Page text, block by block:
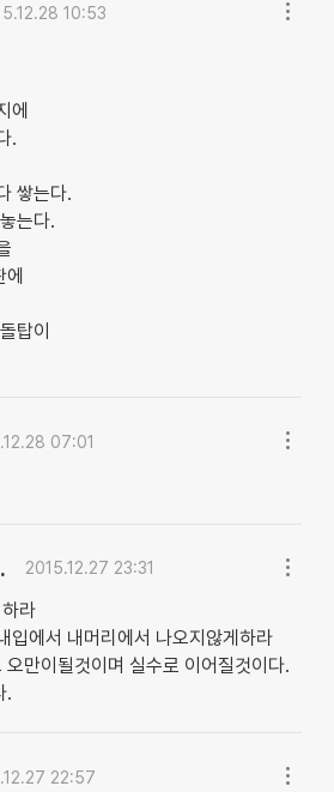
10:53
에
.
쌓는다.
는다.
탑이
07:01
2015.12.27 23:31
라
입에서 내머리에서 나오지않게하라
만이될것이며 실수로 이어질것이다.
.
22:57